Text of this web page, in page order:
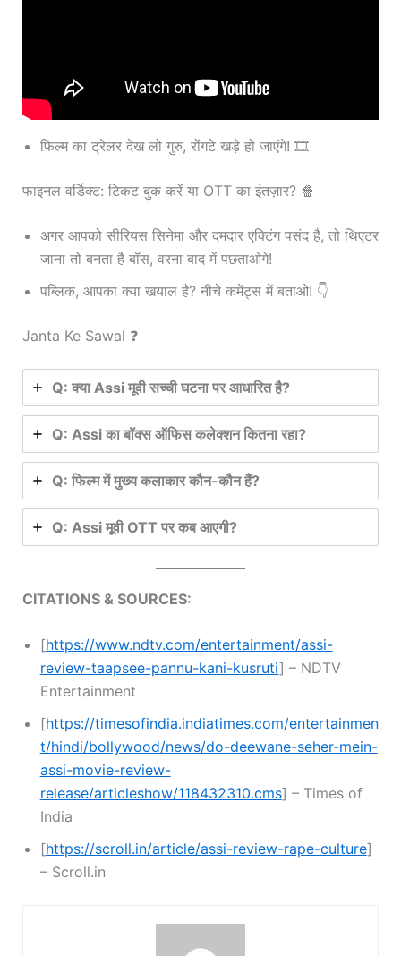
फिल्म का ट्रेलर देख लो गुरु, रोंगटे खड़े हो जाएंगे! 🎞️
फाइनल वर्डिक्ट: टिकट बुक करें या OTT का इंतज़ार? 🍿
अगर आपको सीरियस सिनेमा और दमदार एक्टिंग पसंद है, तो थिएटर
जाना तो बनता है बॉस, वरना बाद में पछताओगे!
पब्लिक, आपका क्या खयाल है? नीचे कमेंट्स में बताओ! 👇
Janta Ke Sawal ❓
Q: क्या Assi मूवी सच्ची घटना पर आधारित है?
Q: Assi का बॉक्स ऑफिस कलेक्शन कितना रहा?
Q: फिल्म में मुख्य कलाकार कौन-कौन हैं?
Q: Assi मूवी OTT पर कब आएगी?
CITATIONS & SOURCES:
[https://www.ndtv.com/entertainment/assi-
review-taapsee-pannu-kani-kusruti] – NDTV
Entertainment
[https://timesofindia.indiatimes.com/entertainmen
t/hindi/bollywood/news/do-deewane-seher-mein-
assi-movie-review-
release/articleshow/118432310.cms] – Times of
India
[https://scroll.in/article/assi-review-rape-culture]
– Scroll.in